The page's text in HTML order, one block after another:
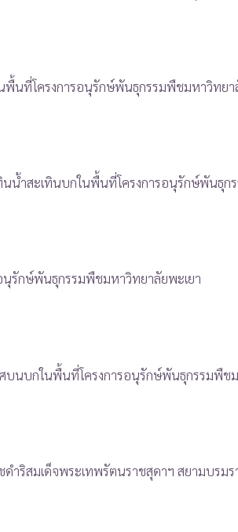
นที่โครงการอนุรักษ์พันธุกรรมพืชมหาวิทยา
น้ำสะเทินบกในพื้นที่โครงการอนุรักษ์พันธุก
นุรักษ์พันธุกรรมพืชมหาวิทยาลัยพะเยา
นบกในพื้นที่โครงการอนุรักษ์พันธุกรรมพืชม
ำริสมเด็จพระเทพรัตนราชสุดาฯ สยามบร